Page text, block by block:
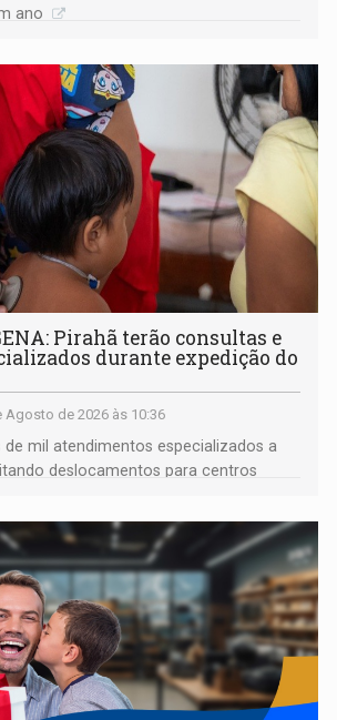
ano
Pirahã terão consultas e
durante expedição do
Agosto de 2026 às 10:36
de mil atendimentos especializados a
deslocamentos para centros